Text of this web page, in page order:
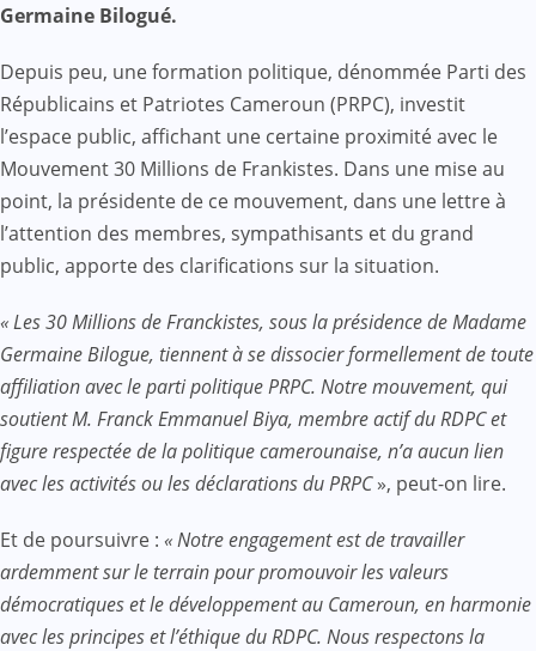
Germaine Bilogué.
Depuis peu, une formation politique, dénommée Parti des
Républicains et Patriotes Cameroun (PRPC), investit
l’espace public, affichant une certaine proximité avec le
Mouvement 30 Millions de Frankistes. Dans une mise au
point, la présidente de ce mouvement, dans une lettre à
l’attention des membres, sympathisants et du grand
public, apporte des clarifications sur la situation.
« Les 30 Millions de Franckistes, sous la présidence de Madame
Germaine Bilogue, tiennent à se dissocier formellement de toute
affiliation avec le parti politique PRPC. Notre mouvement, qui
soutient M. Franck Emmanuel Biya, membre actif du RDPC et
figure respectée de la politique camerounaise, n’a aucun lien
avec les activités ou les déclarations du PRPC», peut-on lire.
Et de poursuivre : « Notre engagement est de travailler
ardemment sur le terrain pour promouvoir les valeurs
démocratiques et le développement au Cameroun, en harmonie
avec les principes et l’éthique du RDPC. Nous respectons la